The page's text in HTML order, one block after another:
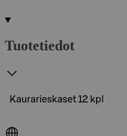
Tuotetiedot
Kaurarieskaset 12 kpl